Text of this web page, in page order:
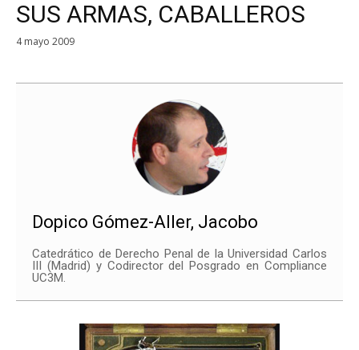
SUS ARMAS, CABALLEROS
4 mayo 2009
Dopico Gómez-Aller, Jacobo
Catedrático de Derecho Penal de la Universidad Carlos
III (Madrid) y Codirector del Posgrado en Compliance
UC3M.